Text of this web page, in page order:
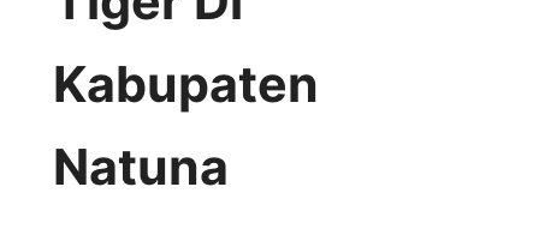
Kabupaten
Natuna